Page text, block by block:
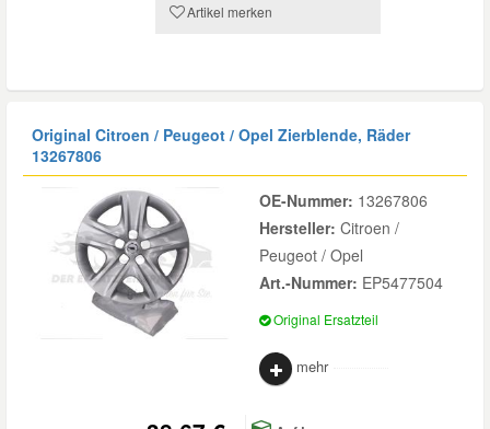
Artikel merken
Original Citroen / Peugeot / Opel Zierblende, Räder
13267806
OE-Nummer: 13267806
Hersteller: Citroen /
Peugeot / Opel
Art.-Nummer: EP5477504
Original Ersatzteil
mehr